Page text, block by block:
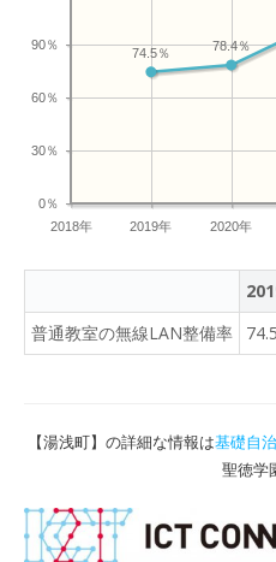
2018年 2019年 2020年
0％
30％
60％
90％ 78.4％
74.5％
普通教室の無線LAN整備率
【湯浅町】の詳細な情報は基礎自
聖徳学